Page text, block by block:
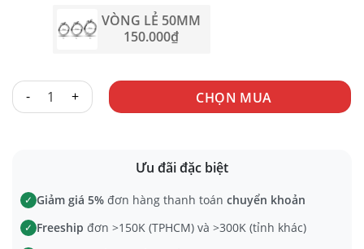
VÒNG LẺ 50MM
150.000₫
KHÓA DV KIM LOẠI V7 số lượng CHỌN MUA
Ưu đãi đặc biệt
✓ Giảm giá 5% đơn hàng thanh toán chuyển khoản
✓ Freeship đơn >150K (TPHCM) và >300K (tỉnh khác)